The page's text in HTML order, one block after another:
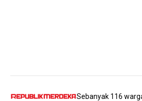
Sebanyak 116